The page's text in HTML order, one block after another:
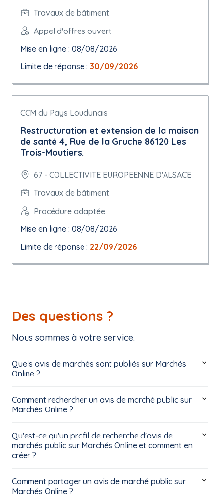
Travaux de bâtiment
Appel d'offres ouvert
Mise en ligne : 08/08/2026
Limite de réponse : 30/09/2026
CCM du Pays Loudunais
Restructuration et extension de la maison
de santé 4, Rue de la Gruche 86120 Les
Trois-Moutiers.
67 - COLLECTIVITE EUROPEENNE D'ALSACE
Travaux de bâtiment
Procédure adaptée
Mise en ligne : 08/08/2026
Limite de réponse : 22/09/2026
Des questions ?
Nous sommes à votre service.
Quels avis de marchés sont publiés sur Marchés
Online ?
Comment rechercher un avis de marché public sur
Marchés Online ?
Qu'est-ce qu'un profil de recherche d'avis de
marchés public sur Marchés Online et comment en
créer ?
Comment partager un avis de marché public sur
Marchés Online ?